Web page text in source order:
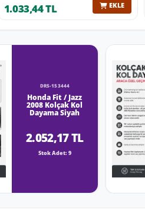
1.033,44 TL EKLE
DRS-153444
Honda Fit / Jazz
2008 Kolçak Kol
Dayama Siyah
2.052,17 TL
Stok Adet: 9